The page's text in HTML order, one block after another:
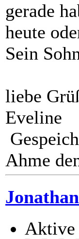
gerade
heute
Sein
liebe
Eveline
Ahme